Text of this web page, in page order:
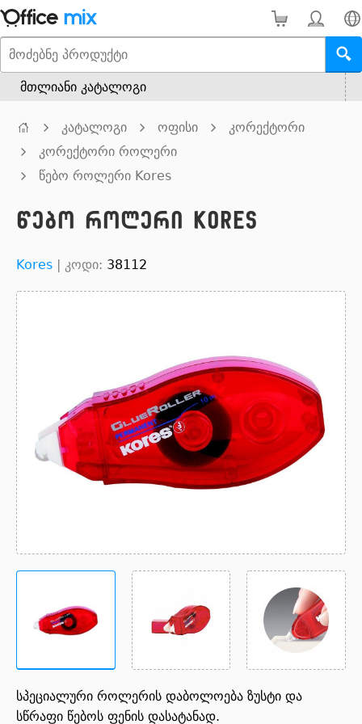
მთლიანი კატალოგი
კატალოგი ოფისი
კორექტორი
კორექტორი როლერი
წებო როლერი Kores
წებო როლერი Kores
Kores | კოდი: 38112
სპეციალური როლერის დაბოლოება ზუსტი და
სწრაფი წებოს ფენის დასატანად.